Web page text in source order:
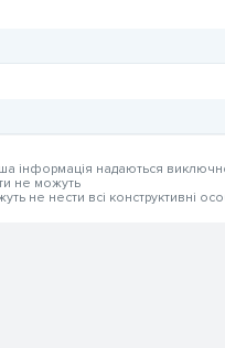
інформація надаються
не можуть
не нести всі конструктивні